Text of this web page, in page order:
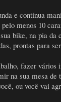
e contínua
menos 10
bike, na pia da
prontas para
fazer vários
na sua mesa de
ou você vai